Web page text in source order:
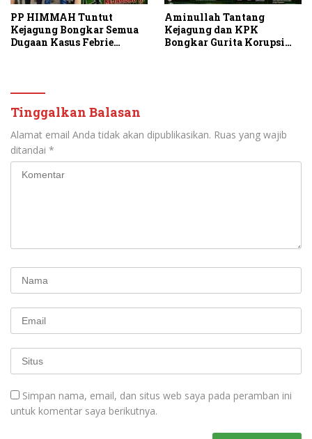
PP HIMMAH Tuntut
Kejagung Bongkar Semua
Dugaan Kasus Febrie
Aminullah Tantang
Kejagung dan KPK
Bongkar Gurita Korupsi
Tinggalkan Balasan
Alamat email Anda tidak akan dipublikasikan. Ruas yang wajib
ditandai *
Simpan nama, email, dan situs web saya pada peramban ini
untuk komentar saya berikutnya.